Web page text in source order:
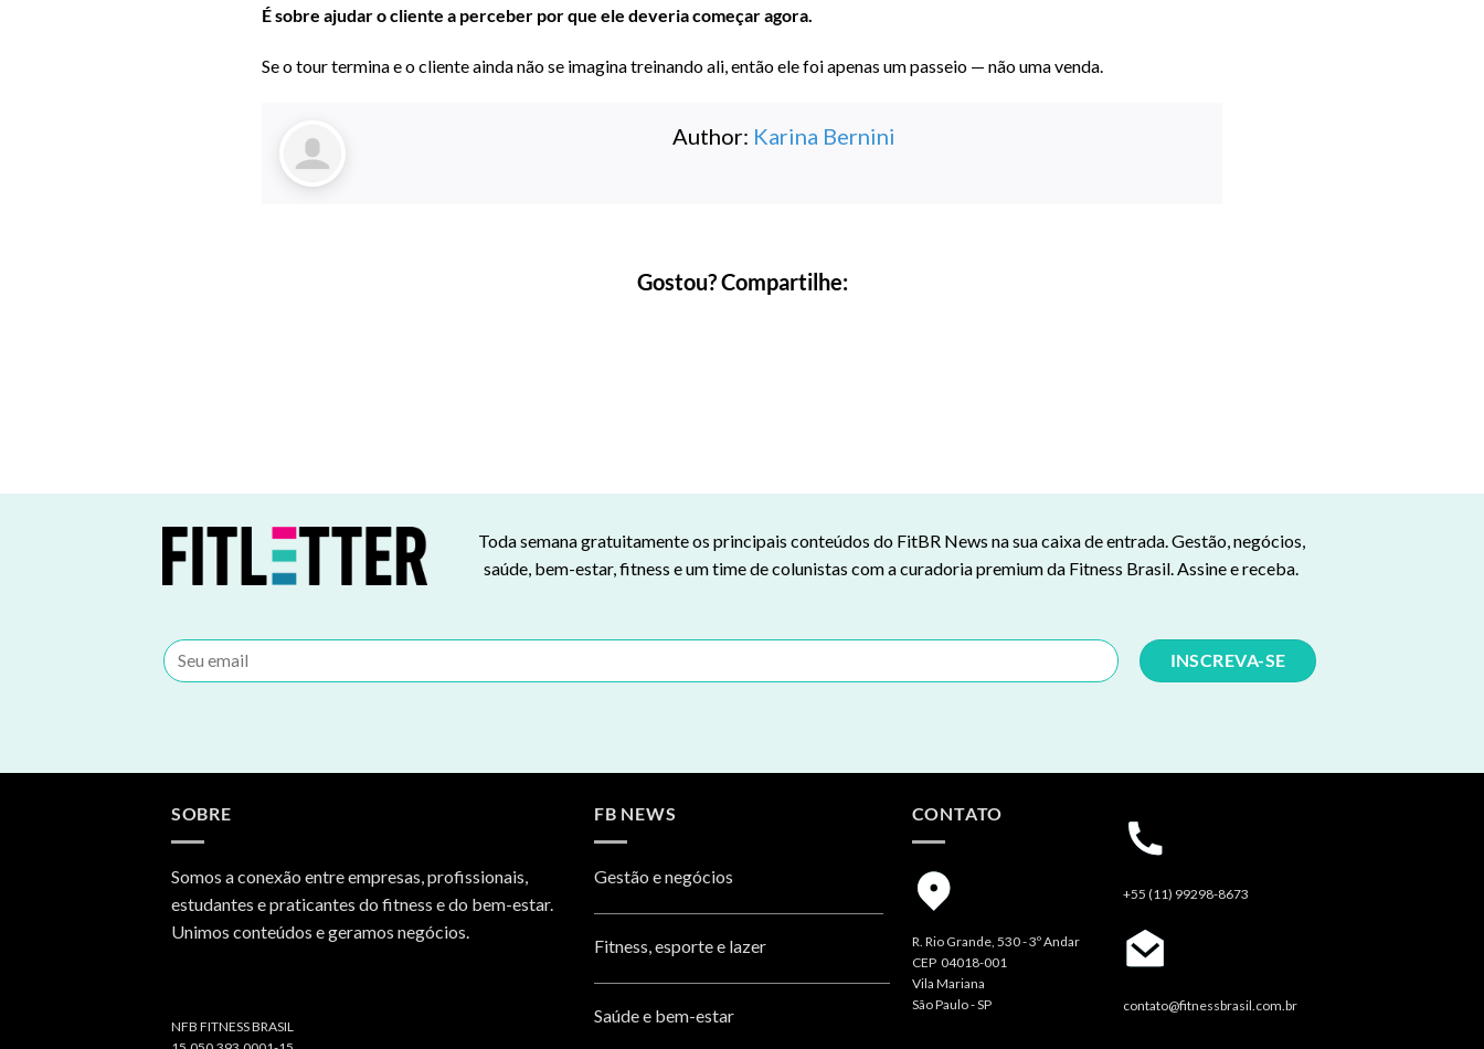
É sobre ajudar o cliente a perceber por que ele deveria começar agora.
Se o tour termina e o cliente ainda não se imagina treinando ali, então ele foi apenas um passeio — não uma venda.
Author: Karina Bernini
Gostou? Compartilhe:
Toda semana gratuitamente os principais conteúdos do FitBR News na sua caixa de entrada. Gestão, negócios,
saúde, bem-estar, fitness e um time de colunistas com a curadoria premium da Fitness Brasil. Assine e receba.
SOBRE
Somos a conexão entre empresas, profissionais,
estudantes e praticantes do fitness e do bem-estar.
Unimos conteúdos e geramos negócios.
NFB FITNESS BRASIL
FB NEWS
Gestão e negócios
Fitness, esporte e lazer
Saúde e bem-estar
CONTATO
R. Rio Grande, 530 - 3º Andar
CEP 04018-001
Vila Mariana
São Paulo - SP
+55 (11) 99298-8673
contato@fitnessbrasil.com.br